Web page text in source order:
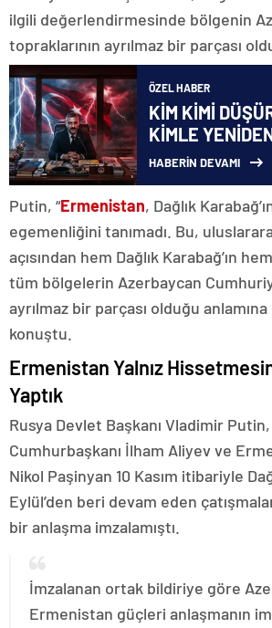
ilgili değerlendirmesinde bölgenin
topraklarının ayrılmaz bir parçası
ÖZEL HABER
KİM KİMİ
KİMLE
HABERİN DEVAMI
Putin, “Ermenistan, Dağlık
egemenliğini tanımadı. Bu,
açısından hem Dağlık Karabağ’ın
tüm bölgelerin Azerbaycan
ayrılmaz bir parçası olduğu
konuştu.
Ermenistan Yalnız
Yaptık
Rusya Devlet Başkanı Vladimir
Cumhurbaşkanı İlham Aliyev ve
Nikol Paşinyan 10 Kasım itibariyle
Eylül’den beri devam eden
bir anlaşma imzalamıştı.
İmzalanan ortak bildiriye göre
Ermenistan güçleri anlaşmanın